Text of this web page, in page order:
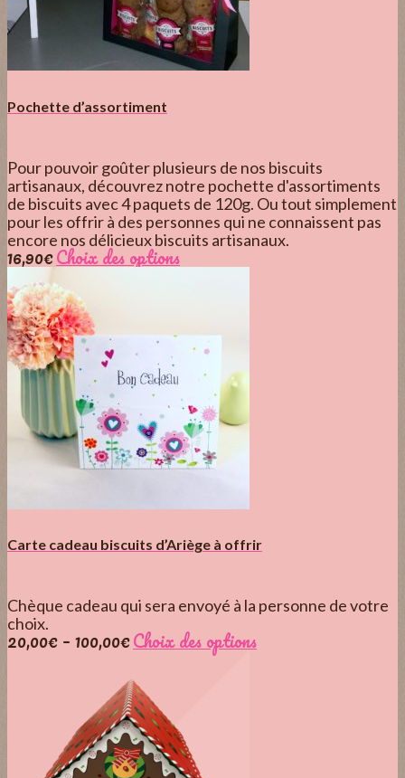
Pochette d’assortiment
Pour pouvoir goûter plusieurs de nos biscuits
artisanaux, découvrez notre pochette d'assortiments
de biscuits avec 4 paquets de 120g. Ou tout simplement
pour les offrir à des personnes qui ne connaissent pas
encore nos délicieux biscuits artisanaux.
16,90€Choix des options
Carte cadeau biscuits d’Ariège à offrir
Chèque cadeau qui sera envoyé à la personne de votre
choix.
20,00€–100,00€Choix des options